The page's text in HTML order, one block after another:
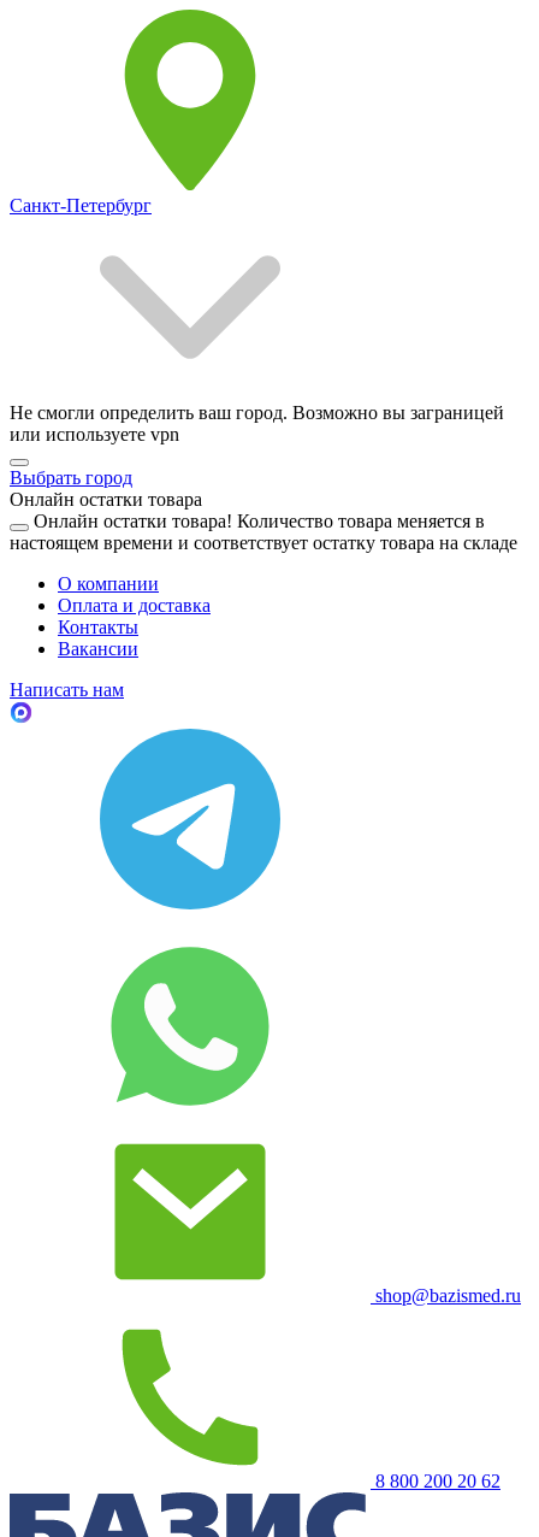
Санкт-Петербург
Не смогли определить ваш город. Возможно вы заграницей
или используете vpn
Выбрать город
Онлайн остатки товара
Онлайн остатки товара! Количество товара меняется в
настоящем времени и соответствует остатку товара на складе
О компании
Оплата и доставка
Контакты
Вакансии
Написать нам
shop@bazismed.ru
8 800 200 20 62